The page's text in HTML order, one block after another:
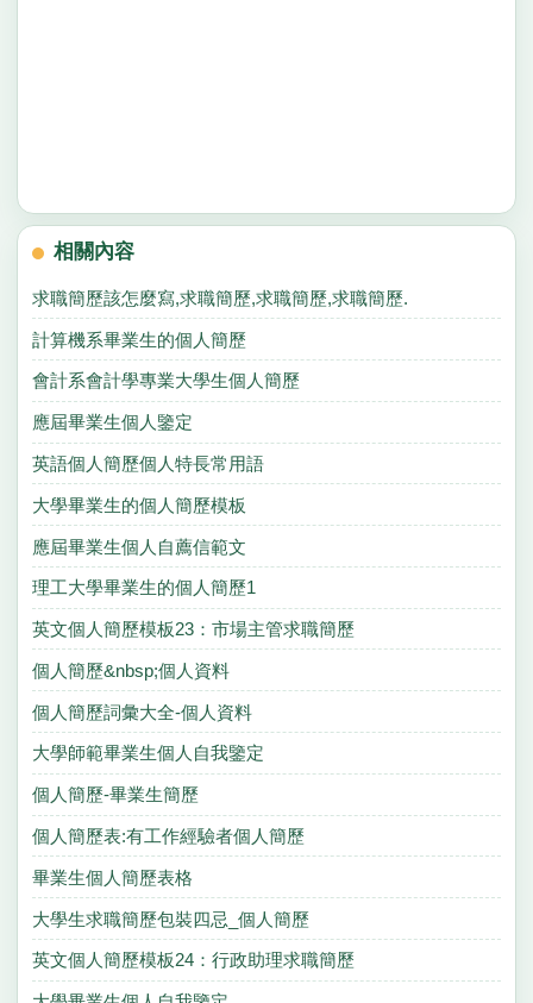
相關內容
求職簡歷該怎麼寫,求職簡歷,求職簡歷,求職簡歷.
計算機系畢業生的個人簡歷
會計系會計學專業大學生個人簡歷
應屆畢業生個人鑒定
英語個人簡歷個人特長常用語
大學畢業生的個人簡歷模板
應屆畢業生個人自薦信範文
理工大學畢業生的個人簡歷1
英文個人簡歷模板23：市場主管求職簡歷
個人簡歷&nbsp;個人資料
個人簡歷詞彙大全-個人資料
大學師範畢業生個人自我鑒定
個人簡歷-畢業生簡歷
個人簡歷表:有工作經驗者個人簡歷
畢業生個人簡歷表格
大學生求職簡歷包裝四忌_個人簡歷
英文個人簡歷模板24：行政助理求職簡歷